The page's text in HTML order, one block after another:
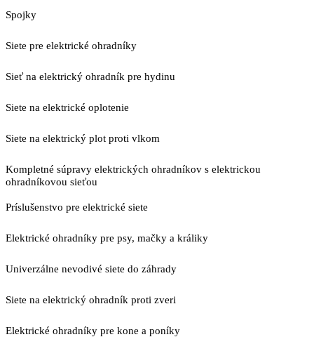
Spojky
Siete pre elektrické ohradníky
Sieť na elektrický ohradník pre hydinu
Siete na elektrické oplotenie
Siete na elektrický plot proti vlkom
Kompletné súpravy elektrických ohradníkov s elektrickou
ohradníkovou sieťou
Príslušenstvo pre elektrické siete
Elektrické ohradníky pre psy, mačky a králiky
Univerzálne nevodivé siete do záhrady
Siete na elektrický ohradník proti zveri
Elektrické ohradníky pre kone a poníky